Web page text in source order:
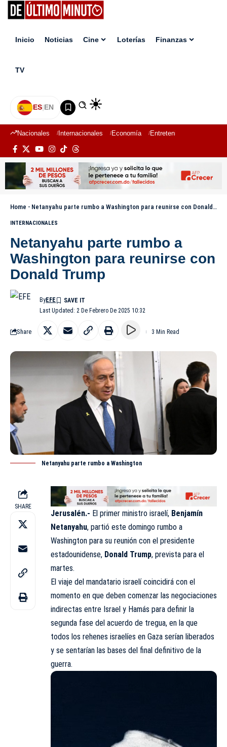
Inicio Noticias Cine Loterías Finanzas
TV
ES|EN
Nacionales Internacionales Economía Entretenimiento
Home - Netanyahu parte rumbo a Washington para reunirse con Donald Trump
INTERNACIONALES
Netanyahu parte rumbo a
Washington para reunirse con
Donald Trump
Last Updated: 2 De Febrero De 2025 10:32
ByEFE
Share 3 Min Read
Netanyahu parte rumbo a Washington
SHARE
Jerusalén.- El primer ministro israelí, Benjamín
Netanyahu, partió este domingo rumbo a
Washington para su reunión con el presidente
estadounidense, Donald Trump, prevista para el
martes.
El viaje del mandatario israelí coincidirá con el
momento en que deben comenzar las negociaciones
indirectas entre Israel y Hamás para definir la
segunda fase del acuerdo de tregua, en la que
todos los rehenes israelíes en Gaza serían liberados
y se sentarían las bases del final definitivo de la
guerra.